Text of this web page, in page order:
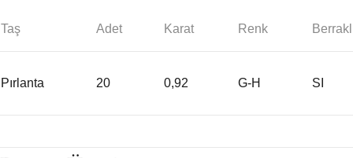
Taş Adet Karat Renk
Pırlanta 20 0,92 G-H SI